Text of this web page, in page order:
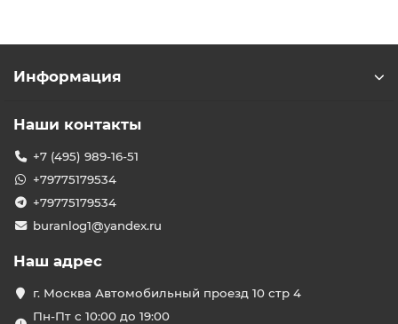
Информация
Наши контакты
+7 (495) 989-16-51
+79775179534
+79775179534
buranlog1@yandex.ru
Наш адрес
г. Москва Автомобильный проезд 10 стр 4
Пн-Пт с 10:00 до 19:00